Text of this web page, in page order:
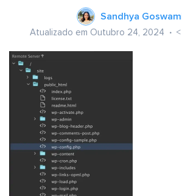
Sandhya
Atualizado em Outubro 24, 2024 <